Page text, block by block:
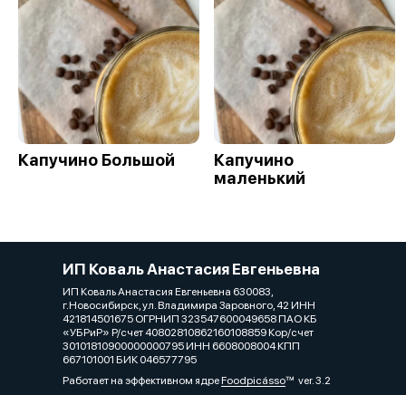
Капучино Большой
Капучино
маленький
ИП Коваль Анастасия Евгеньевна
ИП Коваль Анастасия Евгеньевна 630083,
г.Новосибирск, ул. Владимира Заровного, 42 ИНН
421814501675 ОГРНИП 323547600049658 ПАО КБ
«УБРиР» Р/счет 40802810862160108859 Кор/счет
30101810900000000795 ИНН 6608008004 КПП
667101001 БИК 046577795
Работает на эффективном ядреFoodpicássover. 3.2